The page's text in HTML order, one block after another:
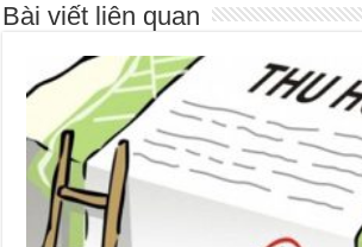
Bài viết liên quan